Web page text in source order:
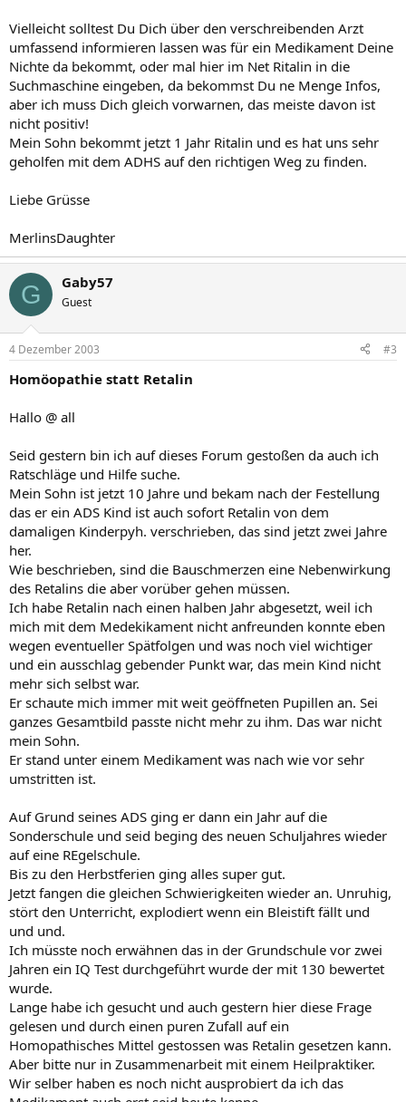
Vielleicht solltest Du Dich über den verschreibenden Arzt
umfassend informieren lassen was für ein Medikament Deine
Nichte da bekommt, oder mal hier im Net Ritalin in die
Suchmaschine eingeben, da bekommst Du ne Menge Infos,
aber ich muss Dich gleich vorwarnen, das meiste davon ist
nicht positiv!
Mein Sohn bekommt jetzt 1 Jahr Ritalin und es hat uns sehr
geholfen mit dem ADHS auf den richtigen Weg zu finden.
Liebe Grüsse
MerlinsDaughter
G Gaby57
Guest
4 Dezember 2003 #3
Homöopathie statt Retalin
Hallo @ all
Seid gestern bin ich auf dieses Forum gestoßen da auch ich
Ratschläge und Hilfe suche.
Mein Sohn ist jetzt 10 Jahre und bekam nach der Festellung
das er ein ADS Kind ist auch sofort Retalin von dem
damaligen Kinderpyh. verschrieben, das sind jetzt zwei Jahre
her.
Wie beschrieben, sind die Bauschmerzen eine Nebenwirkung
des Retalins die aber vorüber gehen müssen.
Ich habe Retalin nach einen halben Jahr abgesetzt, weil ich
mich mit dem Medekikament nicht anfreunden konnte eben
wegen eventueller Spätfolgen und was noch viel wichtiger
und ein ausschlag gebender Punkt war, das mein Kind nicht
mehr sich selbst war.
Er schaute mich immer mit weit geöffneten Pupillen an. Sei
ganzes Gesamtbild passte nicht mehr zu ihm. Das war nicht
mein Sohn.
Er stand unter einem Medikament was nach wie vor sehr
umstritten ist.
Auf Grund seines ADS ging er dann ein Jahr auf die
Sonderschule und seid beging des neuen Schuljahres wieder
auf eine REgelschule.
Bis zu den Herbstferien ging alles super gut.
Jetzt fangen die gleichen Schwierigkeiten wieder an. Unruhig,
stört den Unterricht, explodiert wenn ein Bleistift fällt und
und und.
Ich müsste noch erwähnen das in der Grundschule vor zwei
Jahren ein IQ Test durchgeführt wurde der mit 130 bewertet
wurde.
Lange habe ich gesucht und auch gestern hier diese Frage
gelesen und durch einen puren Zufall auf ein
Homopathisches Mittel gestossen was Retalin gesetzen kann.
Aber bitte nur in Zusammenarbeit mit einem Heilpraktiker.
Wir selber haben es noch nicht ausprobiert da ich das